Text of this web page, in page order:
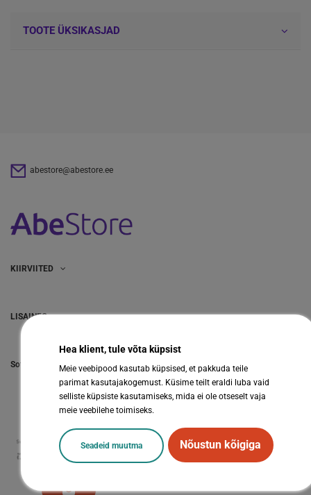
TOOTE ÜKSIKASJAD
abestore@abestore.ee
KIIRVIITED
LISAINFO
Hea klient, tule võta küpsist
Meie veebipood kasutab küpsised, et pakkuda teile
parimat kasutajakogemust. Küsime teilt eraldi luba vaid
selliste küpsiste kasutamiseks, mida ei ole otseselt vaja
meie veebilehe toimiseks.
Seadeid muutma Nõustun kõigiga
Sotsiaalmeedia